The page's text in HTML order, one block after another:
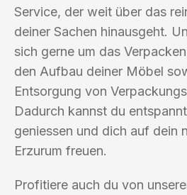
Service, der weit über das
deiner Sachen hinausgeht.
sich gerne um das
den Aufbau deiner Möbel
Entsorgung von
Dadurch kannst du
geniessen und dich auf dein
Erzurum freuen.
Profitiere auch du von